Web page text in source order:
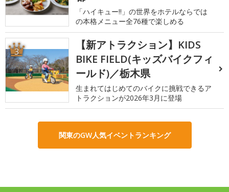
「ハイキュー!!」の世界をホテルならでは
の本格メニュー全76種で楽しめる
3
【新アトラクション】KIDS
BIKE FIELD(キッズバイクフィ
ールド)／栃木県
生まれてはじめてのバイクに挑戦できるア
トラクションが2026年3月に登場
関東のGW人気イベントランキング